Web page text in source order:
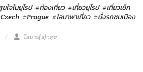
ใจในยุโรป #ท่องเที่ยว #เที่ยวยุโรป #เที่ยวเช็ก
#Prague #โลมาพาเที่ยว #นั่งรถชมเมือง
โลมาป(ล)าสุข